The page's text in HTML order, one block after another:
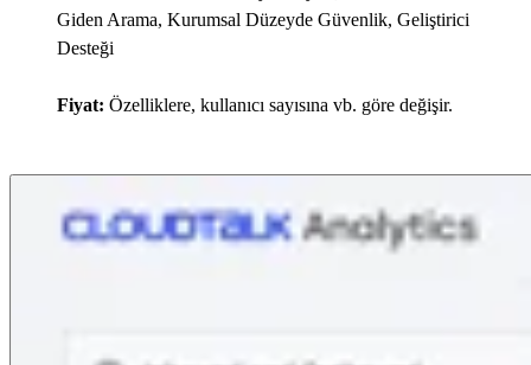
Giden Arama, Kurumsal Düzeyde Güvenlik, Geliştirici
Desteği
Fiyat: Özelliklere, kullanıcı sayısına vb. göre değişir.